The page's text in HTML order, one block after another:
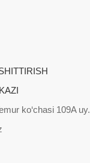
ko‘chasi 109A uy.